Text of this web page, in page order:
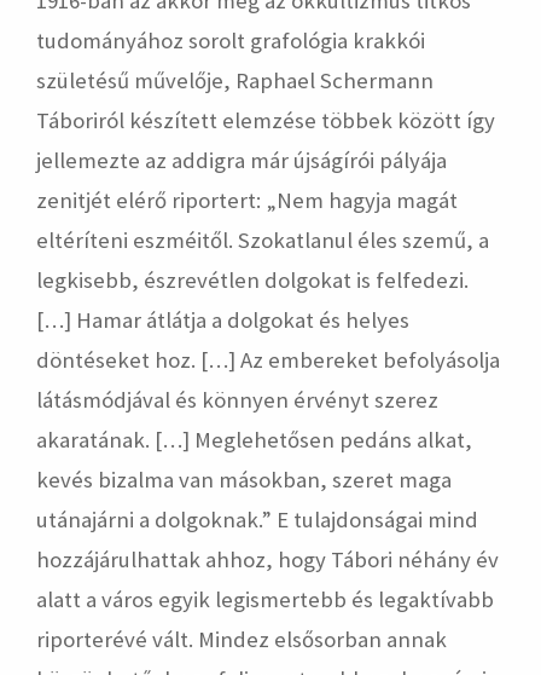
tudományához sorolt grafológia krakkói
születésű művelője, Raphael Schermann
Táboriról készített elemzése többek között így
jellemezte az addigra már újságírói pályája
zenitjét elérő riportert: „Nem hagyja magát
eltéríteni eszméitől. Szokatlanul éles szemű, a
legkisebb, észrevétlen dolgokat is felfedezi.
[…] Hamar átlátja a dolgokat és helyes
döntéseket hoz. […] Az embereket befolyásolja
látásmódjával és könnyen érvényt szerez
akaratának. […] Meglehetősen pedáns alkat,
kevés bizalma van másokban, szeret maga
utánajárni a dolgoknak.” E tulajdonságai mind
hozzájárulhattak ahhoz, hogy Tábori néhány év
alatt a város egyik legismertebb és legaktívabb
riporterévé vált. Mindez elsősorban annak